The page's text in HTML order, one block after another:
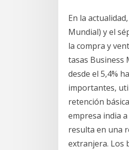
En la
Mundial) y el
la compra y
tasas Business
desde el 5,4%
importantes,
retención
empresa india
resulta en una
extranjera. Los